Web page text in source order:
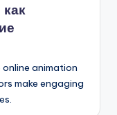
animation
make engaging